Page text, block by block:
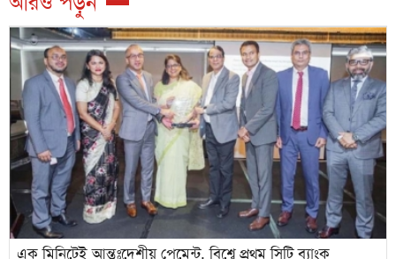
এক মিনিটেই আন্তঃদেশীয় পেমেন্ট, বিশ্বে প্রথম সিটি ব্যাংক